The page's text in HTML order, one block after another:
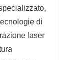
di
laser